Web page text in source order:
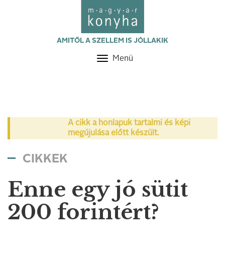
AMITŐL A SZELLEM IS JÓLLAKIK
Toggle
Menü
A cikk a honlapuk tartalmi és képi
megújulása előtt készült.
CIKKEK
Enne egy jó sütit
200 forintért?